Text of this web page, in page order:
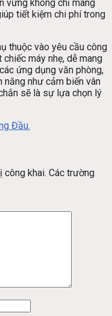
vững không chỉ mang
tiết kiệm chi phí trong
thuộc vào yêu cầu công
máy nhẹ, dễ mang
ứng dụng văn phòng,
như cảm biến vân
sẽ là sự lựa chọn lý
Đầu.
công khai. Các trường